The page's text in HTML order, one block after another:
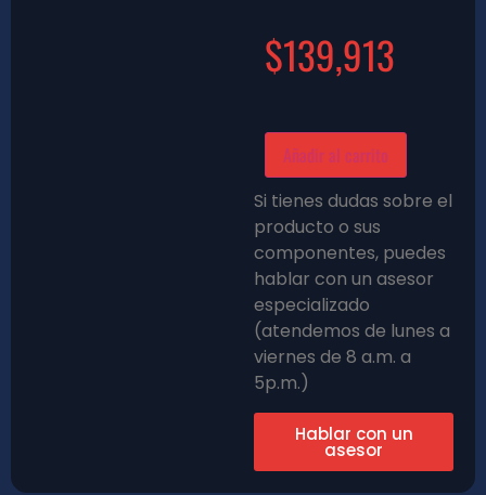
$139,913
Añadir al carrito
Si tienes dudas sobre el
producto o sus
componentes, puedes
hablar con un asesor
especializado
(atendemos de lunes a
viernes de 8 a.m. a
5p.m.)
Hablar con un
asesor